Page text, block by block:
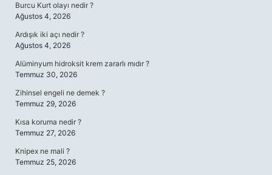
Burcu Kurt olayı nedir ?
Ağustos 4, 2026
Ardışık iki açı nedir ?
Ağustos 4, 2026
Alüminyum hidroksit krem zararlı mıdır ?
Temmuz 30, 2026
Zihinsel engeli ne demek ?
Temmuz 29, 2026
Kısa koruma nedir ?
Temmuz 27, 2026
Knipex ne mali ?
Temmuz 25, 2026